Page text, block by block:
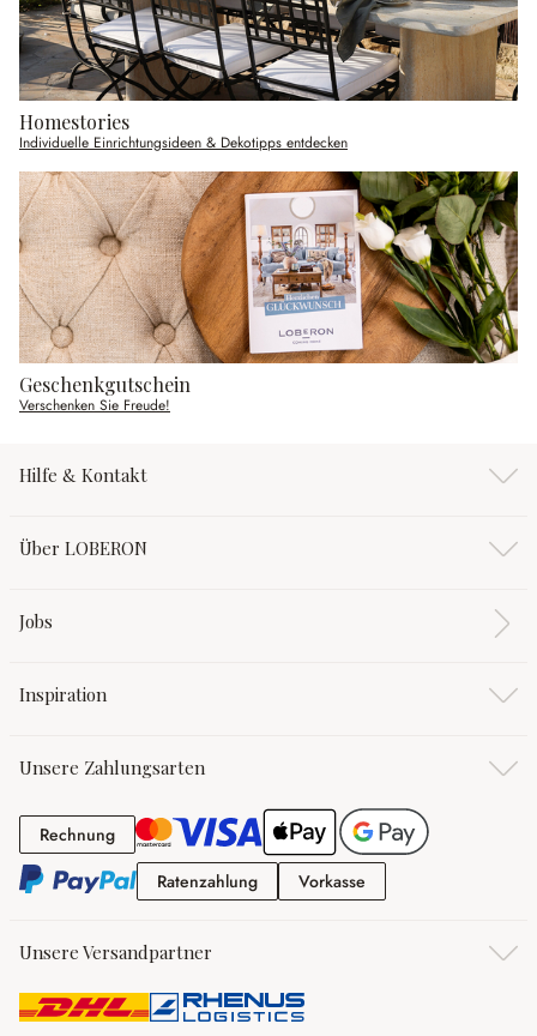
Homestories
Individuelle Einrichtungsideen & Dekotipps entdecken
Geschenkgutschein
Verschenken Sie Freude!
Hilfe & Kontakt
Über LOBERON
Jobs
Inspiration
Unsere Zahlungsarten
RechnungRechnung
RatenzahlungRatenzahlung
Vorkasse
Unsere Versandpartner